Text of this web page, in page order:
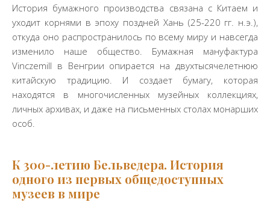
История бумажного производства связана с Китаем и
уходит корнями в эпоху поздней Хань (25-220 гг. н.э.),
откуда оно распространилось по всему миру и навсегда
изменило наше общество. Бумажная мануфактура
Vinczemill в Венгрии опирается на двухтысячелетнюю
китайскую традицию. И создает бумагу, которая
находятся в многочисленных музейных коллекциях,
личных архивах, и даже на письменных столах монарших
особ.
К 300-летию Бельведера. История
одного из первых общедоступных
музеев в мире